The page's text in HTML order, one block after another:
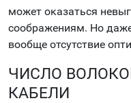
может оказаться
соображениям. Но
вообще отсутствие
ЧИСЛО
КАБЕЛИ